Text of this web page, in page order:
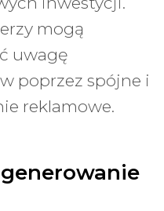
mogą
uwagę
poprzez spójne i
reklamowe.